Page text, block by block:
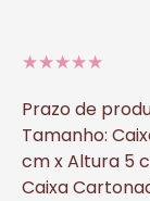
★★★★★
Prazo de
Tamanho:
cm x Altura 5
Caixa